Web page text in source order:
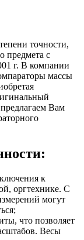
точности,
предмета с
г. В компании
массы
Вам
к
оргтехнике. С
могут
что позволяет
Весы